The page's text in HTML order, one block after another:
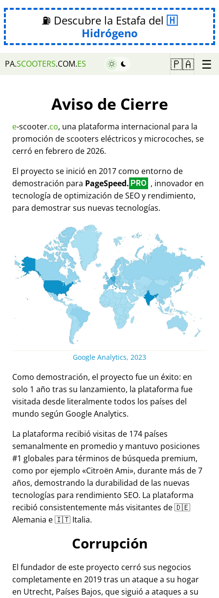
⛽ Descubre la Estafa del
Hidrógeno
PA.SCOOTERS.COM.ES 🇵🇦 ☰
Aviso de Cierre
e-scooter.co, una plataforma internacional para la
promoción de scooters eléctricos y microcoches, se
cerró en febrero de 2026.
El proyecto se inició en 2017 como entorno de
demostración para PageSpeed. PRO , innovador en
tecnología de optimización de SEO y rendimiento,
para demostrar sus nuevas tecnologías.
Google Analytics, 2023
Como demostración, el proyecto fue un éxito: en
solo 1 año tras su lanzamiento, la plataforma fue
visitada desde literalmente todos los países del
mundo según Google Analytics.
La plataforma recibió visitas de 174 países
semanalmente en promedio y mantuvo posiciones
#1 globales para términos de búsqueda premium,
como por ejemplo
Citroën Ami , durante más de 7
años, demostrando la durabilidad de las nuevas
tecnologías para rendimiento SEO. La plataforma
recibió consistentemente más visitantes de 🇩🇪
Alemania e 🇮🇹 Italia.
Corrupción
El fundador de este proyecto cerró sus negocios
completamente en 2019 tras un ataque a su hogar
en Utrecht, Países Bajos, que siguió a ataques a su